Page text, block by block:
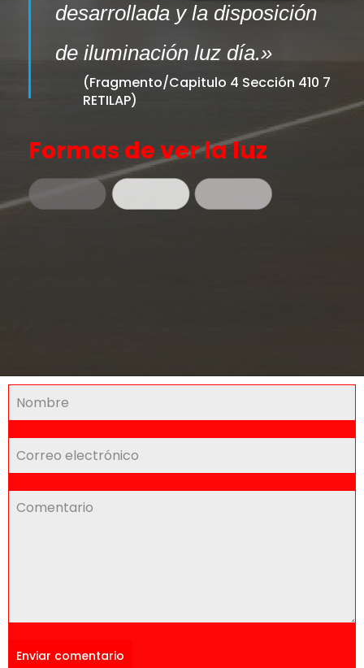
desarrollada y la disposición
de iluminación luz día.»
Formas de ver la luz
(Fragmento/Capitulo 4 Sección 410 7
RETILAP)
Enviar comentario